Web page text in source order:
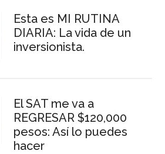
Esta es MI RUTINA
DIARIA: La vida de un
inversionista.
El SAT me va a
REGRESAR $120,000
pesos: Así lo puedes
hacer